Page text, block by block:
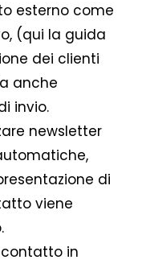
esterno come
(qui la guida
dei clienti
anche
invio.
newsletter
di
viene
in